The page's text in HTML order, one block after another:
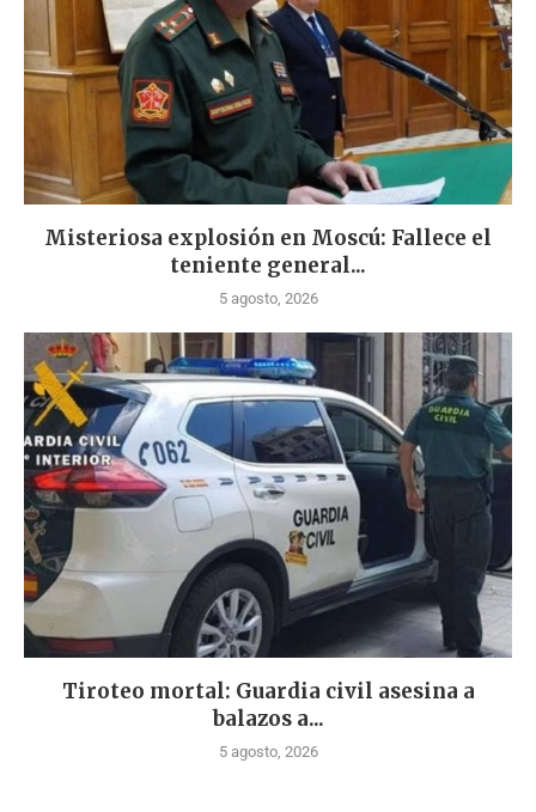
Misteriosa explosión en Moscú: Fallece el
teniente general...
5 agosto, 2026
Tiroteo mortal: Guardia civil asesina a
balazos a...
5 agosto, 2026